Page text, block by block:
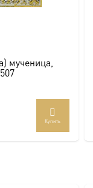
мученица,
Купить